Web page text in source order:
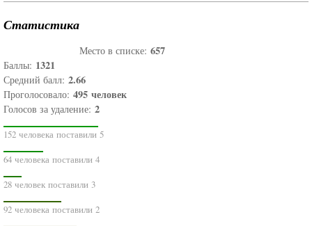
Статистика
Место в списке: 657
Баллы: 1321
Средний балл: 2.66
Проголосовало: 495 человек
Голосов за удаление: 2
152 человека поставили 5
64 человека поставили 4
28 человек поставили 3
92 человека поставили 2